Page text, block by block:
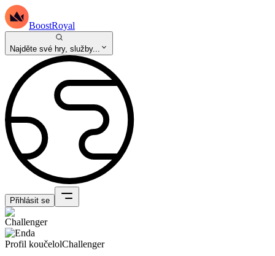
BoostRoyal
Najděte své hry, služby...
Přihlásit se
Profil koučelolChallenger